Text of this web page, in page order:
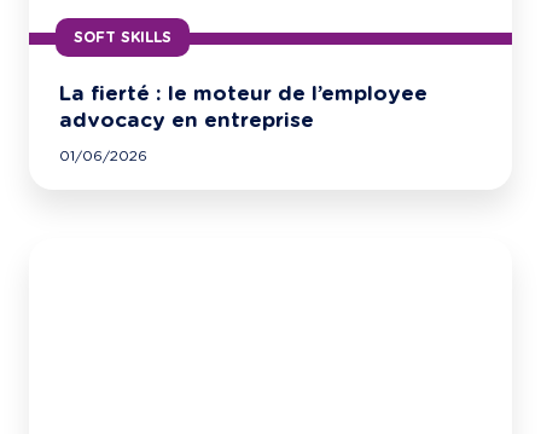
SOFT SKILLS
La fierté : le moteur de l’employee
advocacy en entreprise
01/06/2026